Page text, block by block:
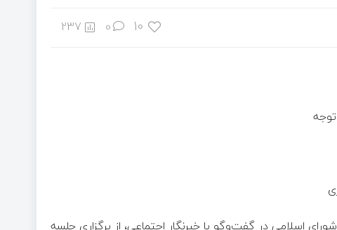
10
0
237
در گفت‌وگو با خبرنگار اجتماعی، از برگزاری جلسه